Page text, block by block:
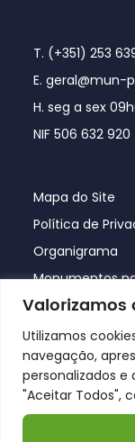
Valorizamos
Utilizamos
navegação,
personalizados e
"Aceitar Todos",
T. (+351) 253
E. geral@mun-
H. seg a sex
NIF 506 632 920
Mapa do Site
Política de
Organigrama
Monumentos